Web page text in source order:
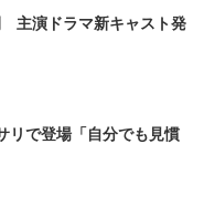
主演ドラマ新キャスト発
リで登場「自分でも見慣